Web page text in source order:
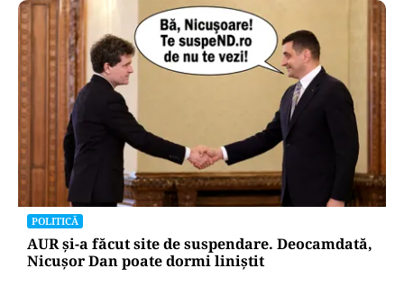
POLITICĂ
AUR și-a făcut site de suspendare. Deocamdată,
Nicușor Dan poate dormi liniștit